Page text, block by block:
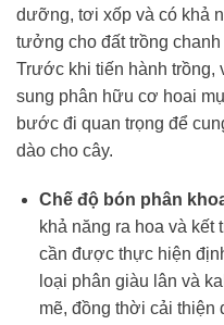
dưỡng, tơi xốp và có khả
tưởng cho đất trồng
Trước khi tiến hành trồng,
sung phân hữu cơ hoai
bước đi quan trọng để
dào cho cây.
Chế độ bón phân
khả năng ra hoa và kết
cần được thực hiện
loại phân giàu lân và
mẽ, đồng thời cải thiện